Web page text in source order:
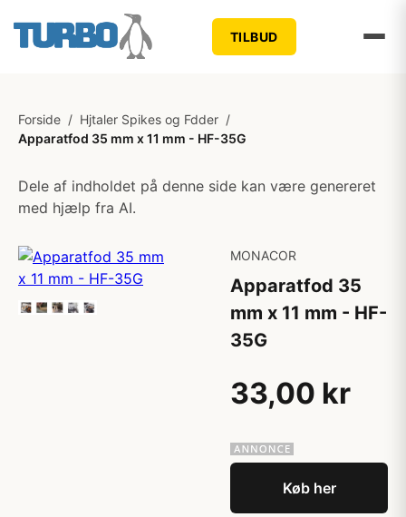
TILBUD
Forside / Hjtaler Spikes og Fdder /
Apparatfod 35 mm x 11 mm - HF-35G
Dele af indholdet på denne side kan være genereret
med hjælp fra AI.
MONACOR
Apparatfod 35
mm x 11 mm - HF-
35G
33,00 kr
Køb her